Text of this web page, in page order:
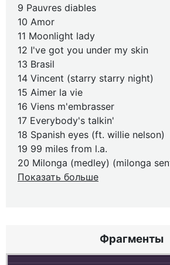
9 Pauvres diables
10 Amor
11 Moonlight lady
12 I've got you under my skin
13 Brasil
14 Vincent (starry starry night)
15 Aimer la vie
16 Viens m'embrasser
17 Everybody's talkin'
18 Spanish eyes (ft. willie nelson)
19 99 miles from l.a.
20 Milonga (medley) (milonga
Показать больше
Фрагменты